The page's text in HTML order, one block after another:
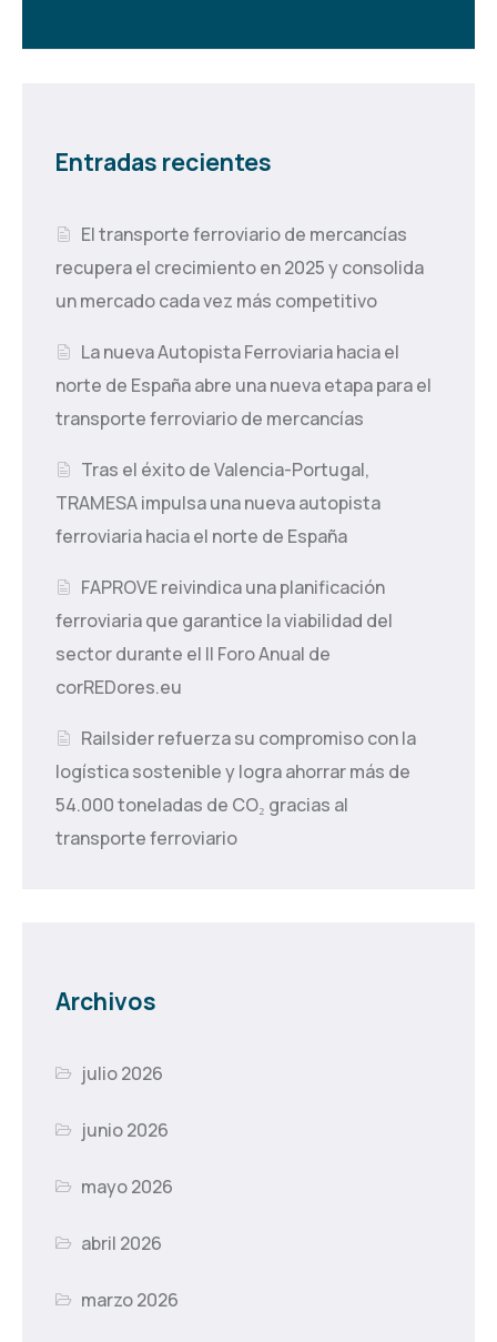
Entradas recientes
El transporte ferroviario de mercancías
recupera el crecimiento en 2025 y consolida
un mercado cada vez más competitivo
La nueva Autopista Ferroviaria hacia el
norte de España abre una nueva etapa para el
transporte ferroviario de mercancías
Tras el éxito de Valencia-Portugal,
TRAMESA impulsa una nueva autopista
ferroviaria hacia el norte de España
FAPROVE reivindica una planificación
ferroviaria que garantice la viabilidad del
sector durante el II Foro Anual de
corREDores.eu
Railsider refuerza su compromiso con la
logística sostenible y logra ahorrar más de
54.000 toneladas de CO₂ gracias al
transporte ferroviario
Archivos
julio 2026
junio 2026
mayo 2026
abril 2026
marzo 2026